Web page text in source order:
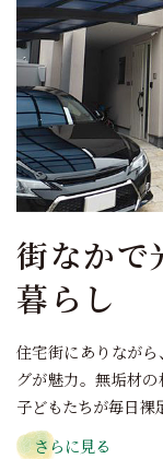
街なかで
暮らし
住宅街にありなが
グが魅力。無垢材
子どもたちが毎日裸
さらに見る